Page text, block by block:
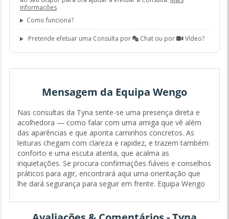
informações
Como funciona?
Pretende efetuar uma Consulta por Chat ou por Vídeo?
Mensagem da Equipa Wengo
Nas consultas da Tyna sente-se uma presença direta e
acolhedora — como falar com uma amiga que vê além
das aparências e que aponta caminhos concretos. As
leituras chegam com clareza e rapidez, e trazem também
conforto e uma escuta atenta, que acalma as
inquietações. Se procura confirmações fiáveis e conselhos
práticos para agir, encontrará aqui uma orientação que
lhe dará segurança para seguir em frente. Equipa Wengo